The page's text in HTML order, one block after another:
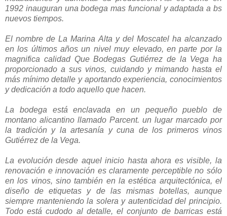
1992 inauguran una bodega mas funcional y adaptada a bs
nuevos tiempos.
El nombre de La Marina Alta y del Moscatel ha alcanzado
en los últimos años un nivel muy elevado, en parte por la
magnifica calidad Que Bodegas Gutiérrez de la Vega ha
proporcionado a sus vinos, cuidando y mimando hasta el
más mínimo detalle y aportando experiencia, conocimientos
y dedicación a todo aquello que hacen.
La bodega está enclavada en un pequeño pueblo de
montano alicantino llamado Parcent. un lugar marcado por
la tradición y la artesanía y cuna de los primeros vinos
Gutiérrez de la Vega.
La evolución desde aquel inicio hasta ahora es visible, la
renovación e innovación es claramente perceptible no sólo
en los vinos, sino también en la estética arquitectónica, el
diseño de etiquetas y de las mismas botellas, aunque
siempre manteniendo la solera y autenticidad del principio.
Todo está cudodo al detalle, el conjunto de barricas está